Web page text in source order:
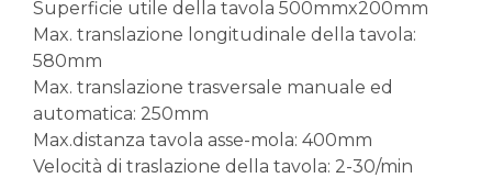
Superficie utile della tavola 500mmx200mm
Max. translazione longitudinale della tavola:
580mm
Max. translazione trasversale manuale ed
automatica: 250mm
Max.distanza tavola asse-mola: 400mm
Velocità di traslazione della tavola: 2-30/min